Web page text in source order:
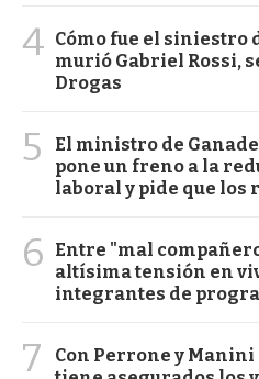
4 Cómo fue el siniestro
murió Gabriel Rossi,
Drogas
5
El ministro de
pone un freno a la
laboral y pide que los
6
Entre "mal
altísima tensión en
integrantes de
7
Con Perrone y